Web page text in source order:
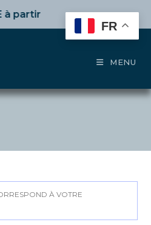
de 50€ d’achat,10%
MENU
À VOTRE
FR